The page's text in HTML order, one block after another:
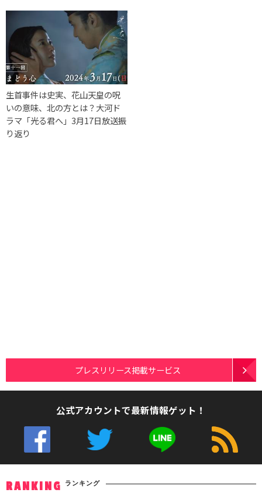
生首事件は史実、花山天皇の呪
いの意味、北の方とは？大河ド
ラマ「光る君へ」3月17日放送振
り返り
プレスリリース掲載サービス
公式アカウントで最新情報ゲット！
RANKING ランキング